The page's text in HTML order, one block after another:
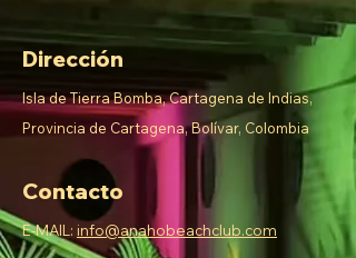
Dirección
Isla de Tierra Bomba, Cartagena de Indias,
Provincia de Cartagena, Bolívar, Colombia
Contacto
E-MAIL: info@anahobeachclub.com